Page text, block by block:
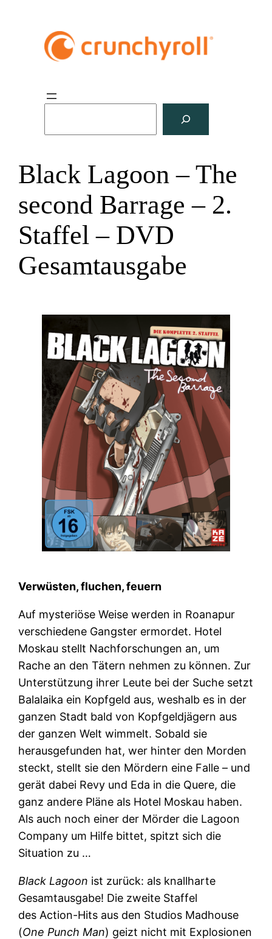
e
Black Lagoon – The
second Barrage – 2.
Staffel – DVD
Gesamtausgabe
Verwüsten, fluchen, feuern
Auf mysteriöse Weise werden in Roanapur
verschiedene Gangster ermordet. Hotel
Moskau stellt Nachforschungen an, um
Rache an den Tätern nehmen zu können. Zur
Unterstützung ihrer Leute bei der Suche setzt
Balalaika ein Kopfgeld aus, weshalb es in der
ganzen Stadt bald von Kopfgeldjägern aus
der ganzen Welt wimmelt. Sobald sie
herausgefunden hat, wer hinter den Morden
steckt, stellt sie den Mördern eine Falle – und
gerät dabei Revy und Eda in die Quere, die
ganz andere Pläne als Hotel Moskau haben.
Als auch noch einer der Mörder die Lagoon
Company um Hilfe bittet, spitzt sich die
Situation zu …
Black Lagoon ist zurück: als knallharte
Gesamtausgabe! Die zweite Staffel
des Action-Hits aus den Studios Madhouse
(One Punch Man) geizt nicht mit Explosionen